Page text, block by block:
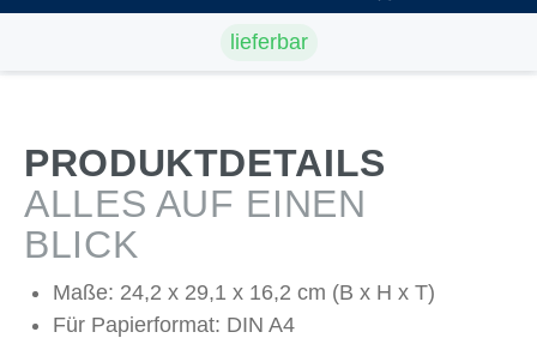
lieferbar
PRODUKTDETAILS
ALLES AUF EINEN
BLICK
Maße: 24,2 x 29,1 x 16,2 cm (B x H x T)
Für Papierformat: DIN A4